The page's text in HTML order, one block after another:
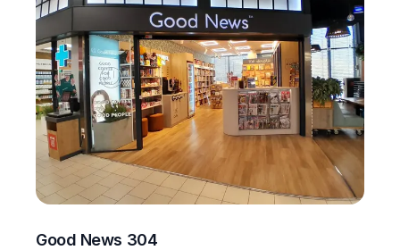
Good News 304